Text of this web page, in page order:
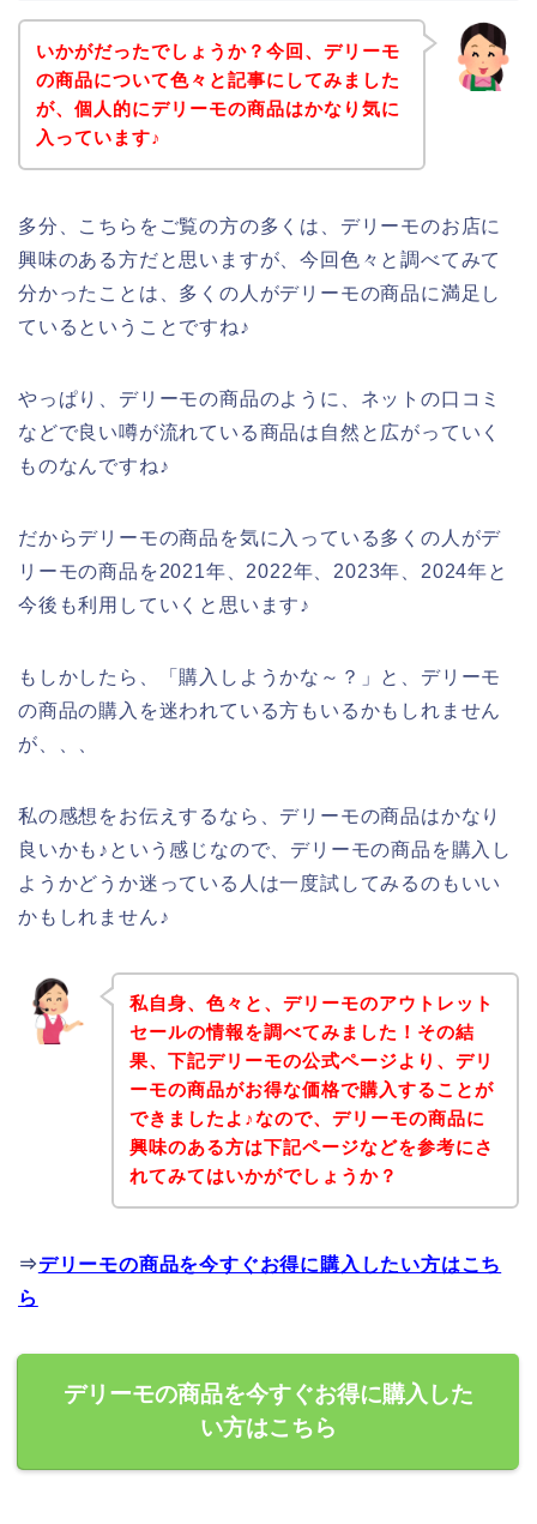
いかがだったでしょうか？今回、デリーモ
の商品について色々と記事にしてみました
が、個人的にデリーモの商品はかなり気に
入っています♪
多分、こちらをご覧の方の多くは、デリーモのお店に
興味のある方だと思いますが、今回色々と調べてみて
分かったことは、多くの人がデリーモの商品に満足し
ているということですね♪
やっぱり、デリーモの商品のように、ネットの口コミ
などで良い噂が流れている商品は自然と広がっていく
ものなんですね♪
だからデリーモの商品を気に入っている多くの人がデ
リーモの商品を2021年、2022年、2023年、2024年と
今後も利用していくと思います♪
もしかしたら、「購入しようかな～？」と、デリーモ
の商品の購入を迷われている方もいるかもしれません
が、、、
私の感想をお伝えするなら、デリーモの商品はかなり
良いかも♪という感じなので、デリーモの商品を購入し
ようかどうか迷っている人は一度試してみるのもいい
かもしれません♪
私自身、色々と、デリーモのアウトレット
セールの情報を調べてみました！その結
果、下記デリーモの公式ページより、デリ
ーモの商品がお得な価格で購入することが
できましたよ♪なので、デリーモの商品に
興味のある方は下記ページなどを参考にさ
れてみてはいかがでしょうか？
⇒デリーモの商品を今すぐお得に購入したい方はこち
ら
デリーモの商品を今すぐお得に購入した
い方はこちら